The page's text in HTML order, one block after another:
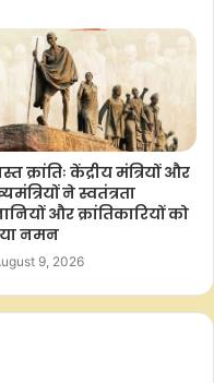
क्रांतिः केंद्रीय मंत्रियों और
ने स्वतंत्रता
और क्रांतिकारियों को
नमन
9, 2026